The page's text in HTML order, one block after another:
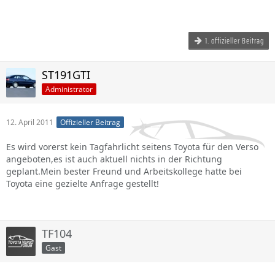
1. offizieller Beitrag
ST191GTI
Administrator
12. April 2011 Offizieller Beitrag
Es wird vorerst kein Tagfahrlicht seitens Toyota für den Verso
angeboten,es ist auch aktuell nichts in der Richtung
geplant.Mein bester Freund und Arbeitskollege hatte bei
Toyota eine gezielte Anfrage gestellt!
TF104
Gast